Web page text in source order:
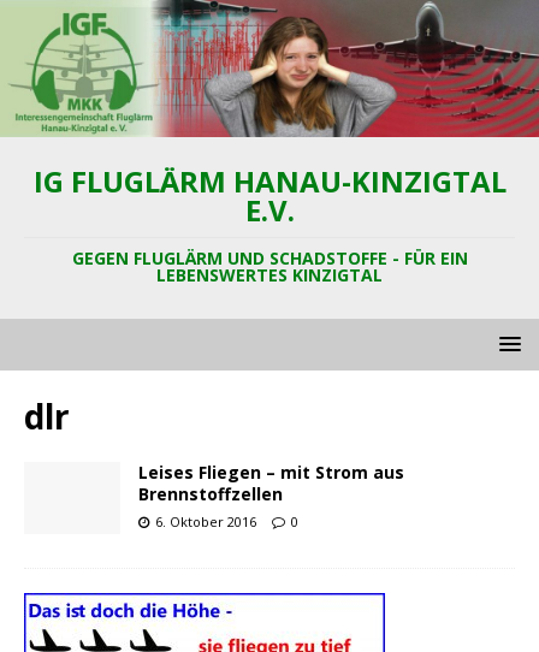
IG FLUGLÄRM HANAU-KINZIGTAL
E.V.
GEGEN FLUGLÄRM UND SCHADSTOFFE - FÜR EIN
LEBENSWERTES KINZIGTAL
dlr
Leises Fliegen – mit Strom aus
Brennstoffzellen
6. Oktober 2016 0